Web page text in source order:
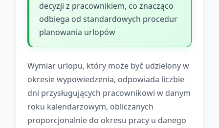
decyzji z pracownikiem, co znacząco
odbiega od standardowych procedur
planowania urlopów
Wymiar urlopu, który może być udzielony w
okresie wypowiedzenia, odpowiada liczbie
dni przysługujących pracownikowi w danym
roku kalendarzowym, obliczanych
proporcjonalnie do okresu pracy u danego